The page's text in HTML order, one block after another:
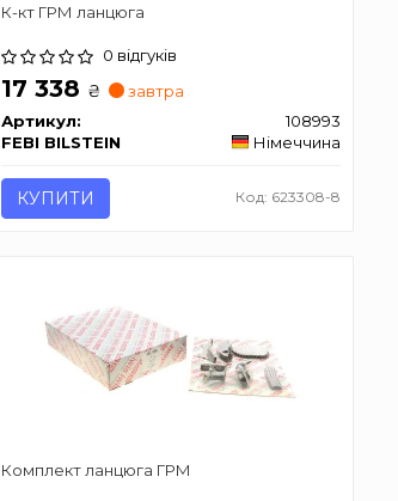
К-кт ГРМ ланцюга
0 відгуків
17 338 ₴
завтра
Артикул:
108993
FEBI BILSTEIN
Німеччина
КУПИТИ Код: 623308-8
Комплект ланцюга ГРМ